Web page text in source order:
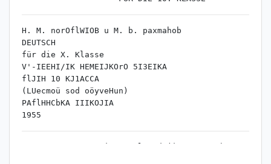
H. M. norOflWIOB u M. b. paxmahob
DEUTSCH
für die X. Klasse
V'-IEEHI/IK HEMEIJKOrO 5I3EIKA
flJIH 10 KJ1ACCA
(LUecmoü sod oöyveHun)
PAflHHCbKA IIIKOJIA